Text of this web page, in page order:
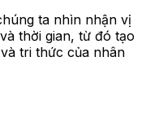
ta nhìn nhận vị
thời gian, từ đó tạo
tri thức của nhân